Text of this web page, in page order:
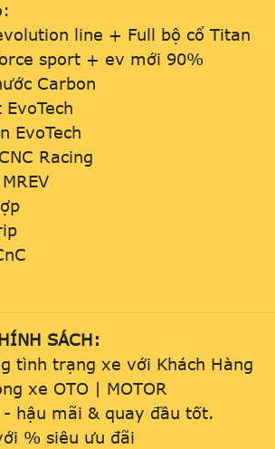
line + Full bộ cổ Titan
sport + ev mới 90%
Carbon
EvoTech
Racing
SÁCH:
tình trạng xe với Khách Hàng
xe OTO | MOTOR
- hậu mãi & quay đầu tốt.
% siêu ưu đãi